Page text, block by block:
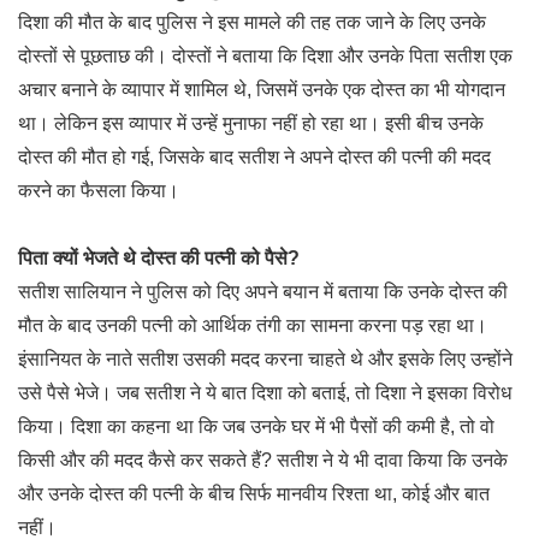
दिशा की मौत के बाद पुलिस ने इस मामले की तह तक जाने के लिए उनके
दोस्तों से पूछताछ की। दोस्तों ने बताया कि दिशा और उनके पिता सतीश एक
अचार बनाने के व्यापार में शामिल थे, जिसमें उनके एक दोस्त का भी योगदान
था। लेकिन इस व्यापार में उन्हें मुनाफा नहीं हो रहा था। इसी बीच उनके
दोस्त की मौत हो गई, जिसके बाद सतीश ने अपने दोस्त की पत्नी की मदद
करने का फैसला किया।
पिता क्यों भेजते थे दोस्त की पत्नी को पैसे?
सतीश सालियान ने पुलिस को दिए अपने बयान में बताया कि उनके दोस्त की
मौत के बाद उनकी पत्नी को आर्थिक तंगी का सामना करना पड़ रहा था।
इंसानियत के नाते सतीश उसकी मदद करना चाहते थे और इसके लिए उन्होंने
उसे पैसे भेजे। जब सतीश ने ये बात दिशा को बताई, तो दिशा ने इसका विरोध
किया। दिशा का कहना था कि जब उनके घर में भी पैसों की कमी है, तो वो
किसी और की मदद कैसे कर सकते हैं? सतीश ने ये भी दावा किया कि उनके
और उनके दोस्त की पत्नी के बीच सिर्फ मानवीय रिश्ता था, कोई और बात
नहीं।